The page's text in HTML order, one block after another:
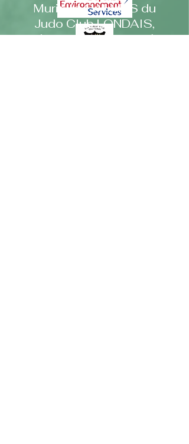
Murielle CALMES du
Judo Club LONDAIS,
3ème sur le podium à